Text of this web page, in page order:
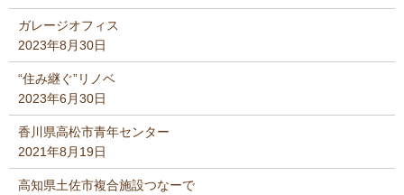
ガレージオフィス
2023年8月30日
“住み継ぐ”リノベ
2023年6月30日
香川県高松市青年センター
2021年8月19日
高知県土佐市複合施設つなーで